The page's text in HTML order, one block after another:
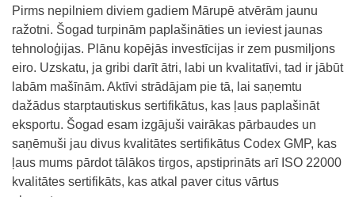
Pirms nepilniem diviem gadiem Mārupē atvērām jaunu
ražotni. Šogad turpinām paplašināties un ieviest jaunas
tehnoloģijas. Plānu kopējās investīcijas ir zem pusmiljons
eiro. Uzskatu, ja gribi darīt ātri, labi un kvalitatīvi, tad ir jābūt
labām mašīnām. Aktīvi strādājam pie tā, lai saņemtu
dažādus starptautiskus sertifikātus, kas ļaus paplašināt
eksportu. Šogad esam izgājuši vairākas pārbaudes un
saņēmuši jau divus kvalitātes sertifikātus Codex GMP, kas
ļaus mums pārdot tālākos tirgos, apstiprināts arī ISO 22000
kvalitātes sertifikāts, kas atkal paver citus vārtus